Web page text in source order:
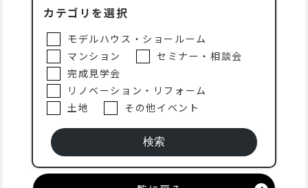
カテゴリを選択
モデルハウス・ショールーム
マンション
セミナー・相談会
完成見学会
リノベーション・リフォーム
土地
その他イベント